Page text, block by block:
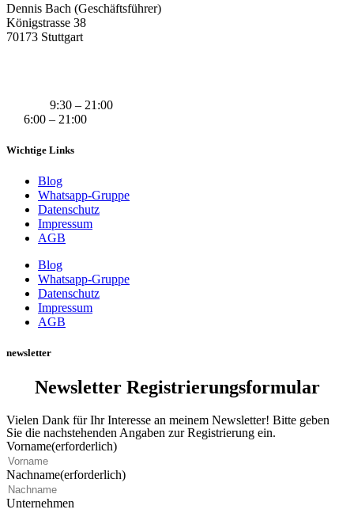
Dennis Bach (Geschäftsführer)
Königstrasse 38
70173 Stuttgart
9:30 – 21:00
6:00 – 21:00
Wichtige Links
Blog
Whatsapp-Gruppe
Datenschutz
Impressum
AGB
Blog
Whatsapp-Gruppe
Datenschutz
Impressum
AGB
newsletter
Newsletter Registrierungsformular
Vielen Dank für Ihr Interesse an meinem Newsletter! Bitte geben
Sie die nachstehenden Angaben zur Registrierung ein.
Vorname(erforderlich)
Nachname(erforderlich)
Unternehmen